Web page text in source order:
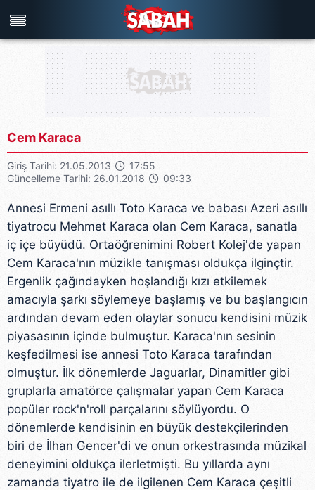
Türkiye'nin en iyi haber sitesi
Cem Karaca
Giriş Tarihi: 21.05.2013
17:55
Güncelleme Tarihi: 26.01.2018
09:33
Annesi Ermeni asıllı Toto Karaca ve babası Azeri asıllı
tiyatrocu Mehmet Karaca olan Cem Karaca, sanatla
iç içe büyüdü. Ortaöğrenimini Robert Kolej'de yapan
Cem Karaca'nın müzikle tanışması oldukça ilginçtir.
Ergenlik çağındayken hoşlandığı kızı etkilemek
amacıyla şarkı söylemeye başlamış ve bu başlangıcın
ardından devam eden olaylar sonucu kendisini müzik
piyasasının içinde bulmuştur. Karaca'nın sesinin
keşfedilmesi ise annesi Toto Karaca tarafından
olmuştur. İlk dönemlerde Jaguarlar, Dinamitler gibi
gruplarla amatörce çalışmalar yapan Cem Karaca
popüler rock'n'roll parçalarını söylüyordu. O
dönemlerde kendisinin en büyük destekçilerinden
biri de İlhan Gencer'di ve onun orkestrasında müzikal
deneyimini oldukça ilerletmişti. Bu yıllarda aynı
zamanda tiyatro ile de ilgilenen Cem Karaca çeşitli